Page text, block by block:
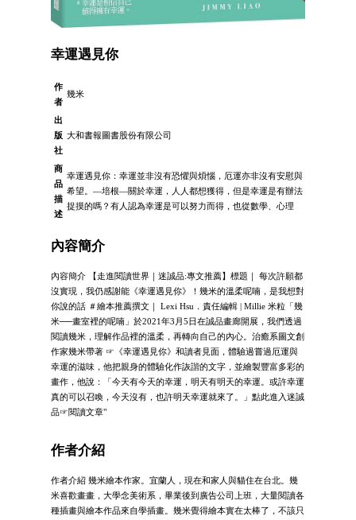
幸運遇見你
作
者
幾米
出
版
社
大和書報圖書股份有限公司
商
品
描
述
幸運遇見你：幸運並非沒有恐懼與煩惱，厄運亦非沒有安慰與
希望。—培根—關於幸運，人人都想獲得，但是幸運是有辦法
捉摸的嗎？有人認為幸運是可以努力而得，也從數學、心理
內容簡介
內容簡介 【走進閱讀世界｜迷誠品:專文推薦】標題｜ 每次許願都
沒實現，我仍感謝能《幸運遇見你》！幾米的溫柔呢喃，是我想對
你說的話 ＃繪本推薦撰文｜ Lexi Hsu．責任編輯 | Millie 米粒「幾
米──畫室裡的呢喃」於2021年3月5日在誠品畫廊開展，我們透過
閱讀幾米，理解作品裡的溫柔，再轉向自己的內心。治癒系圖文創
作家幾米帶著 ☞《幸運遇見你》和讀者見面，體驗過嘗過厄運與
幸運的滋味，他把親身的體驗化作詼諧的文字，並繪製豐富多彩的
畫作，他說：「今天有今天的幸運，明天有明天的幸運。或許幸運
真的可以召喚，今天沒有，也許明天幸運就來了。」點此進入迷誠
品☞閱讀文章"
作者介紹
作者介紹 幾米繪本作家。宜蘭人，現在和家人與貓住在台北。幾
米喜歡畫畫，大學念美術系，畢業後到廣告公司上班，大量閱讀各
種插畫與繪本作品來自學插畫。幾米覺得繪本實在太棒了，不該只